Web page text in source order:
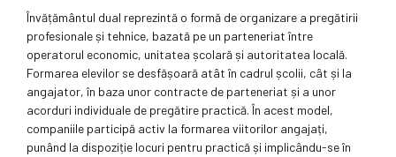
Învățământul dual reprezintă o formă de organizare a pregătirii
profesionale și tehnice, bazată pe un parteneriat între
operatorul economic, unitatea școlară și autoritatea locală.
Formarea elevilor se desfășoară atât în cadrul școlii, cât și la
angajator, în baza unor contracte de parteneriat și a unor
acorduri individuale de pregătire practică. În acest model,
companiile participă activ la formarea viitorilor angajați,
punând la dispoziție locuri pentru practică și implicându-se în